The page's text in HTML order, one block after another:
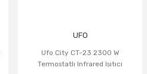
UFO
Ufo City CT-23 2300 W
Termostatlı Infrared Isıtıcı